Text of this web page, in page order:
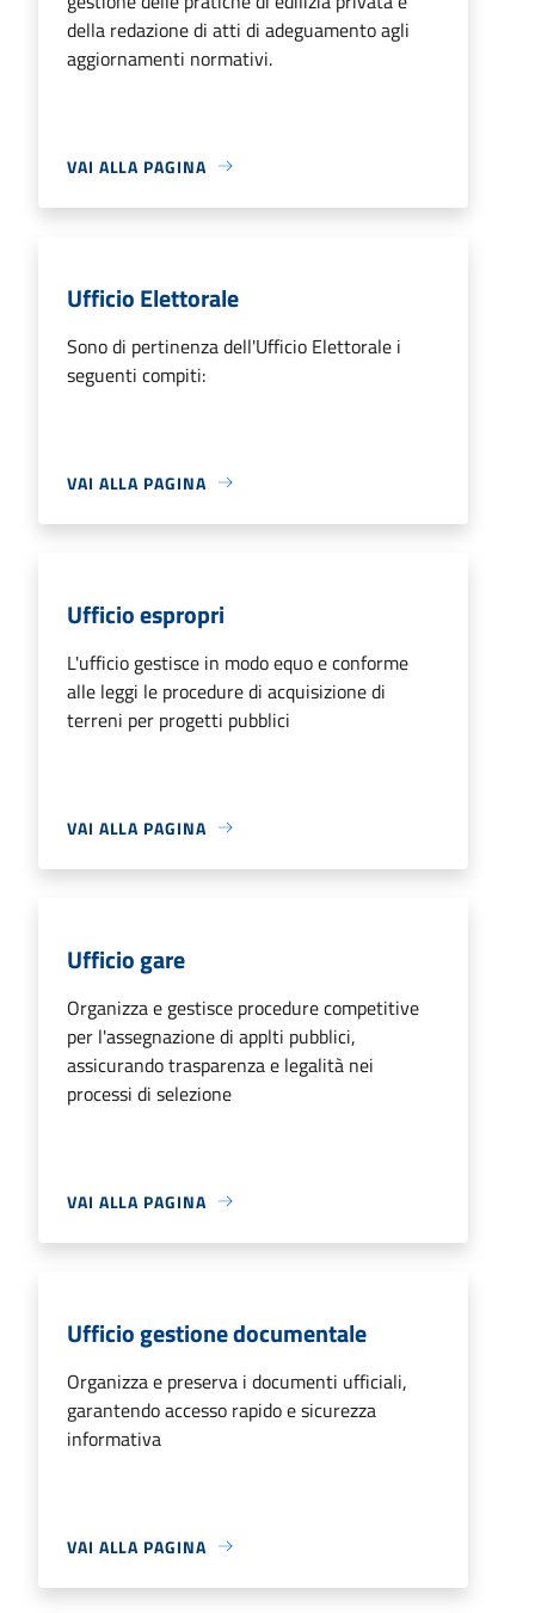
della redazione di atti di adeguamento agli
aggiornamenti normativi.
VAI ALLA PAGINA
Ufficio Elettorale
Sono di pertinenza dell'Ufficio Elettorale i
seguenti compiti:
VAI ALLA PAGINA
Ufficio espropri
L'ufficio gestisce in modo equo e conforme
alle leggi le procedure di acquisizione di
terreni per progetti pubblici
VAI ALLA PAGINA
Ufficio gare
Organizza e gestisce procedure competitive
per l'assegnazione di applti pubblici,
assicurando trasparenza e legalità nei
processi di selezione
VAI ALLA PAGINA
Ufficio gestione documentale
Organizza e preserva i documenti ufficiali,
garantendo accesso rapido e sicurezza
informativa
VAI ALLA PAGINA